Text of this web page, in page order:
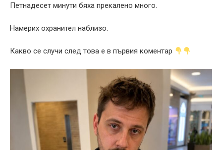
Петнадесет минути бяха прекалено много.
Намерих охранител наблизо.
Какво се случи след това е в първия коментар